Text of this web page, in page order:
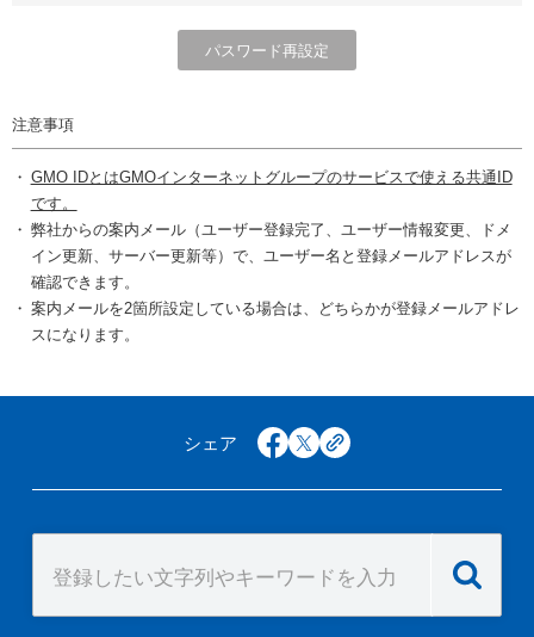
注意事項
GMO IDとはGMOインターネットグループのサービスで使える共通ID
です。
弊社からの案内メール（ユーザー登録完了、ユーザー情報変更、ドメ
イン更新、サーバー更新等）で、ユーザー名と登録メールアドレスが
確認できます。
案内メールを2箇所設定している場合は、どちらかが登録メールアドレ
スになります。
シェア facebook
x copy